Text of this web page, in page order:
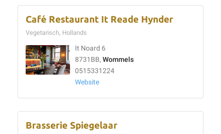
Café Restaurant It Reade Hynder
Vegetarisch, Hollands
It Noard 6
8731BB, Wommels
0515331224
Website
Brasserie Spiegelaar